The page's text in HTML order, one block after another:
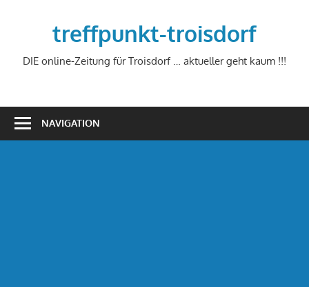
treffpunkt-troisdorf
DIE online-Zeitung für Troisdorf … aktueller geht kaum !!!
NAVIGATION